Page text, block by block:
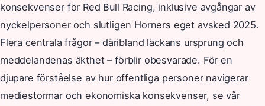
konsekvenser för Red Bull Racing, inklusive avgångar av
nyckelpersoner och slutligen Horners eget avsked 2025.
Flera centrala frågor – däribland läckans ursprung och
meddelandenas äkthet – förblir obesvarade. För en
djupare förståelse av hur offentliga personer navigerar
mediestormar och ekonomiska konsekvenser, se vår